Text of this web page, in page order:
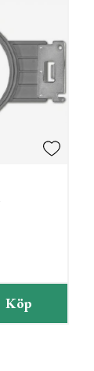
Köp